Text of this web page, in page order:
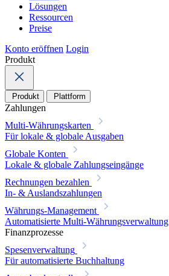
Lösungen
Ressourcen
Preise
Konto eröffnen Login
Produkt
Produkt Plattform
Zahlungen
Multi-Währungskarten
Für lokale & globale Ausgaben
Globale Konten
Lokale & globale Zahlungseingänge
Rechnungen bezahlen
In- & Auslandszahlungen
Währungs-Management
Automatisierte Multi-Währungsverwaltung
Finanzprozesse
Spesenverwaltung
Für automatisierte Buchhaltung